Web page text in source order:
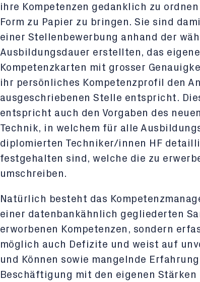
ihre Kompetenzen gedanklich zu
Form zu Papier zu bringen. Sie sind
einer Stellenbewerbung anhand der
Ausbildungsdauer erstellten, das
Kompetenzkarten mit grosser
ihr persönliches Kompetenzprofil den
ausgeschriebenen Stelle entspricht.
entspricht auch den Vorgaben des
Technik, in welchem für alle
diplomierten Techniker/innen HF
festgehalten sind, welche die zu
umschreiben.
Natürlich besteht das
einer datenbankähnlich gegliederten
erworbenen Kompetenzen, sondern
möglich auch Defizite und weist auf
und Können sowie mangelnde
Beschäftigung mit den eigenen